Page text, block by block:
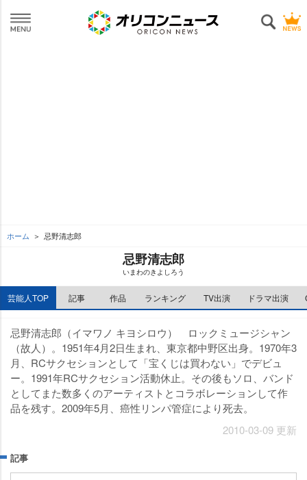
ホーム 忌野清志郎
忌野清志郎
いまわのきよしろう
芸能人TOP 記事 作品 ランキング TV出演 ドラマ出演
忌野清志郎（イマワノ キヨシロウ） ロックミュージシャン
（故人）。1951年4月2日生まれ、東京都中野区出身。1970年3
月、RCサクセションとして「宝くじは買わない」でデビュ
ー。1991年RCサクセション活動休止。その後もソロ、バンド
としてまた数多くのアーティストとコラボレーションして作
品を残す。2009年5月、癌性リンパ管症により死去。
2010-03-09 更新
記事